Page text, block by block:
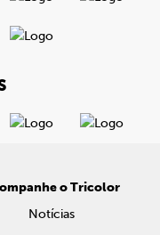
o Tricolor
Notícias